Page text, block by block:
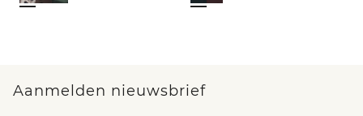
Aanmelden nieuwsbrief